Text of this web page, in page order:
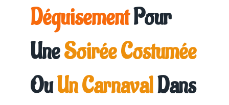
DéguisementPour
UneSoirée Costumée
OuUn CarnavalDans